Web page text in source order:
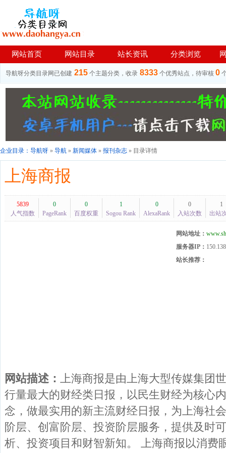
网站首页 网站目录 站长资讯 分类浏览
导航呀分类目录网已创建 215 个主题分类，收录 8333 个优秀站点，待审核 0
企业目录： 导航呀 » 导航 » 新闻媒体 » 报刊杂志 » 目录详情
上海商报
5839
人气指数
0
PageRank
0
百度权重
1
Sogou Rank
0
AlexaRank
0
入站次数
1
出站
网站地址：
服务器IP：
站长推荐：
网站描述： 上海商报是由上海大型传媒集团
行量最大的财经类日报，以民生财经为核心
念，做最实用的新主流财经日报，为上海社
阶层、创富阶层、投资阶层服务，提供及时
析、投资项目和财智新知。 上海商报以消费